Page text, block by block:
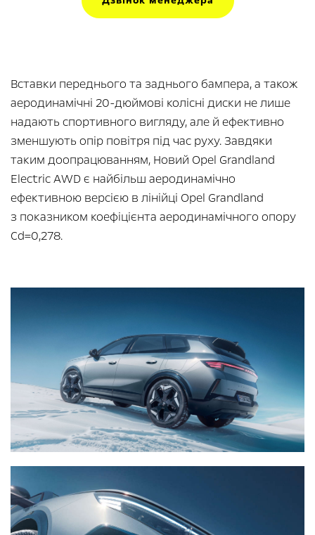
Вставки переднього та заднього бампера, а також
аеродинамічні 20-дюймові колісні диски не лише
надають спортивного вигляду, але й ефективно
зменшують опір повітря під час руху. Завдяки
таким доопрацюванням, Новий Opel Grandland
Electric AWD є найбільш аеродинамічно
ефективною версією в лінійці Opel Grandland
з показником коефіцієнта аеродинамічного опору
Cd=0,278.